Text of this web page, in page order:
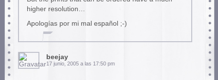
higher resolution…
Apologías por mi mal español ;-)
beejay
17 junio, 2005 a las 17:50 pm